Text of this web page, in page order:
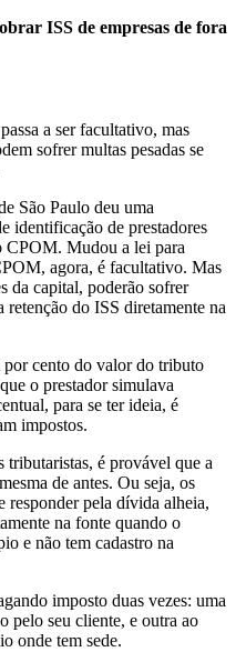
ISS de empresas de fora
a ser facultativo, mas
sofrer multas pesadas se
São Paulo deu uma
identificação de prestadores
CPOM. Mudou a lei para
agora, é facultativo. Mas
da capital, poderão sofrer
retenção do ISS diretamente na
por cento do valor do tributo
o prestador simulava
para se ter ideia, é
impostos.
é provável que a
de antes. Ou seja, os
responder pela dívida alheia,
na fonte quando o
e não tem cadastro na
imposto duas vezes: uma
pelo seu cliente, e outra ao
onde tem sede.